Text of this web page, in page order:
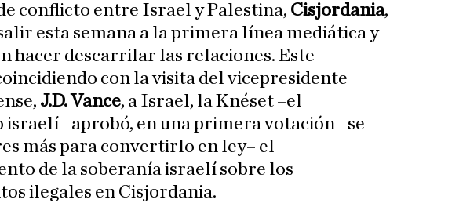
conflicto entre Israel y Palestina, Cisjordania,
esta semana a la primera línea mediática y
hacer descarrilar las relaciones. Este
con la visita del vicepresidente
J.D. Vance, a Israel, la Knéset –el
aprobó, en una primera votación –se
más para convertirlo en ley– el
de la soberanía israelí sobre los
ilegales en Cisjordania.